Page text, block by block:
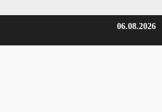
06.08.2026